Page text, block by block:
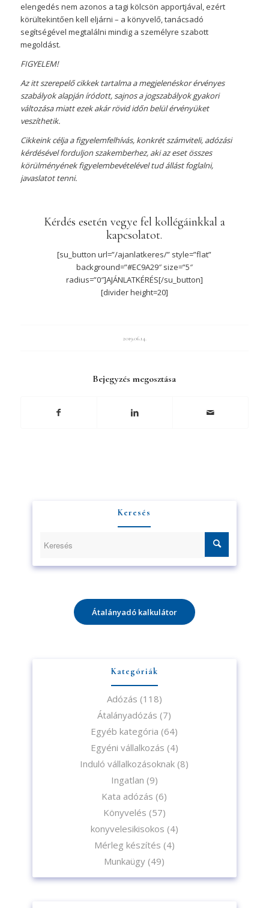
elengedés nem azonos a tagi kölcsön apportjával, ezért
körültekintően kell eljárni – a könyvelő, tanácsadó
segítségével megtalálni mindig a személyre szabott
megoldást.
FIGYELEM!
Az itt szerepelő cikkek tartalma a megjelenéskor érvényes
szabályok alapján íródott, sajnos a jogszabályok gyakori
változása miatt ezek akár rövid időn belül érvényüket
veszíthetik.
Cikkeink célja a figyelemfelhívás, konkrét számviteli, adózási
kérdésével forduljon szakemberhez, aki az eset összes
körülményének figyelembevételével tud állást foglalni,
javaslatot tenni.
Kérdés esetén vegye fel kollégáinkkal a
kapcsolatot.
[su_button url=”/ajanlatkeres/” style=”flat”
background=”#EC9A29″ size=”5″
radius=”0″]AJÁNLATKÉRÉS[/su_button]
[divider height=20]
2019.06.14.
Bejegyzés megosztása
Keresés
Átalányadó kalkulátor
Kategóriák
Adózás (118)
Átalányadózás (7)
Egyéb kategória (64)
Egyéni vállalkozás (4)
Induló vállalkozásoknak (8)
Ingatlan (9)
Kata adózás (6)
Könyvelés (57)
konyvelesikisokos (4)
Mérleg készítés (4)
Munkaügy (49)